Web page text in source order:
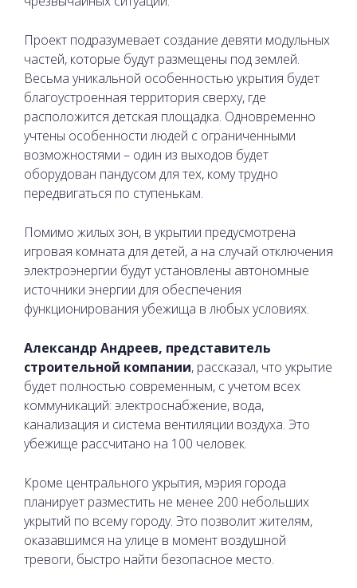
Проект подразумевает создание девяти модульных
частей, которые будут размещены под землей.
Весьма уникальной особенностью укрытия будет
благоустроенная территория сверху, где
расположится детская площадка. Одновременно
учтены особенности людей с ограниченными
возможностями – один из выходов будет
оборудован пандусом для тех, кому трудно
передвигаться по ступенькам.
Помимо жилых зон, в укрытии предусмотрена
игровая комната для детей, а на случай отключения
электроэнергии будут установлены автономные
источники энергии для обеспечения
функционирования убежища в любых условиях.
Александр Андреев, представитель
строительной компании, рассказал, что укрытие
будет полностью современным, с учетом всех
коммуникаций: электроснабжение, вода,
канализация и система вентиляции воздуха. Это
убежище рассчитано на 100 человек.
Кроме центрального укрытия, мэрия города
планирует разместить не менее 200 небольших
укрытий по всему городу. Это позволит жителям,
оказавшимся на улице в момент воздушной
тревоги, быстро найти безопасное место.